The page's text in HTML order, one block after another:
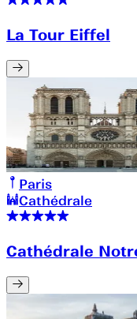
La Tour Eiffel
Paris
Cathédrale
Cathédrale